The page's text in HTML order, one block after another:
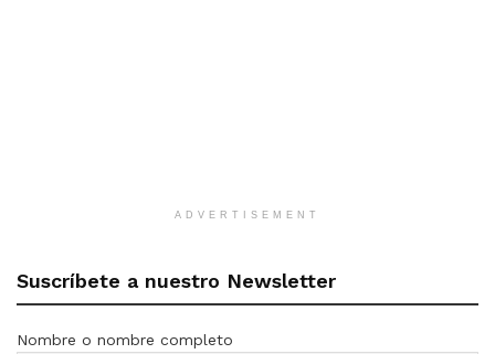
ADVERTISEMENT
Suscríbete a nuestro Newsletter
Nombre o nombre completo